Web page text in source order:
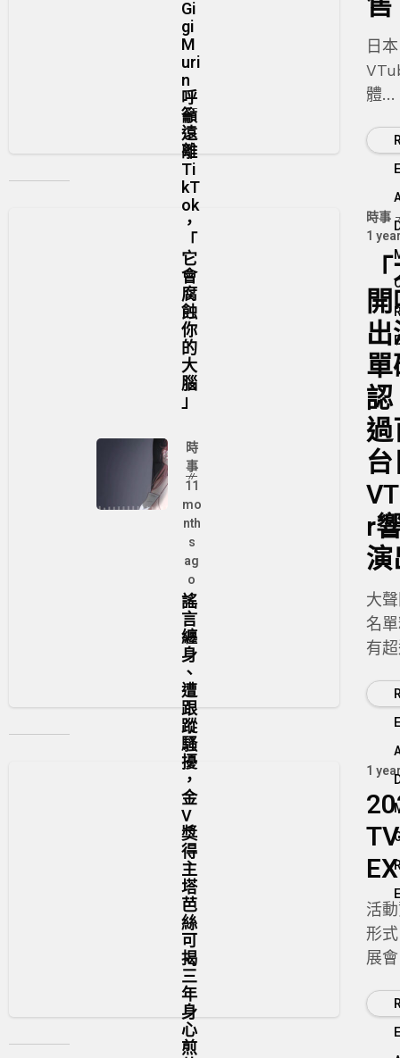
日本
體
將
4/30
E
E
時事
1
r
大
名
有
本
響應E
E
1
活
形
展
E
Gi
gi
M
uri
n
呼
籲
遠
離
Ti
kT
ok
，
「
它
會
腐
蝕
你
的
大
腦
」
時
事
11
mo
nth
s
ag
o
謠
言
纏
身
、
遭
跟
蹤
騷
擾
，
金
V
獎
得
主
塔
芭
絲
可
揭
三
年
身
心
煎